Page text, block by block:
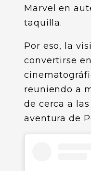
Marvel en
taquilla.
Por eso, la
convertirse
reuniendo a
de cerca a
aventura de